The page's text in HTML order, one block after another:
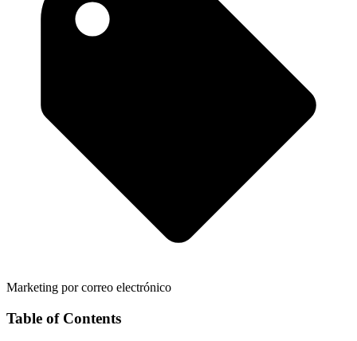
Marketing por correo electrónico
Table of Contents